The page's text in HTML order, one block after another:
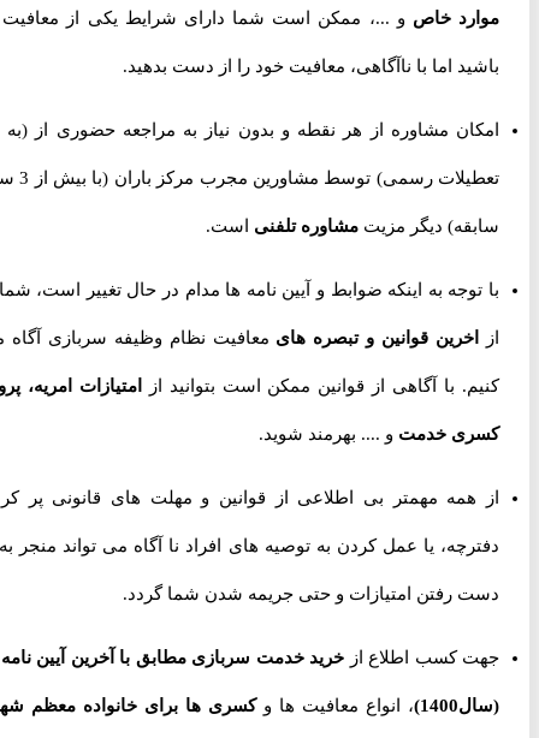
موارد خاصو ...، ممکن است شما دارای شرایط یکی از معافیت ها
باشید اما با ناآگاهی، معافیت خود را از دست بدهید.
امکان مشاوره از هر نقطه و بدون نیاز به مراجعه حضوری از (به جز
تعطیلات رسمی) توسط مشاورین مجرب مرکز باران (با بیش از 3 سال
سابقه) دیگر مزیت مشاوره تلفنیاست.
با توجه به اینکه ضوابط و آیین نامه ها مدام در حال تغییر است، شما را
اخرین قوانین و تبصره هایمعافیت نظام وظیفه سربازی آگاه می
کنیم. با آگاهی از قوانین ممکن است بتوانید ازامتیازات امریه، پروژه
کسری خدمتو .... بهرمند شوید.
از همه مهمتر بی اطلاعی از قوانین و مهلت های قانونی پر کردن
دفترچه، یا عمل کردن به توصیه های افراد نا آگاه می تواند منجر به از
دست رفتن امتیازات و حتی جریمه شدن شما گردد.
جهت کسب اطلاع ازخرید خدمت سربازی مطابق با آخرین آیین نامه ها
(سال1400) ، انواع معافیت ها و کسری ها برای خانواده معظم شهدا،